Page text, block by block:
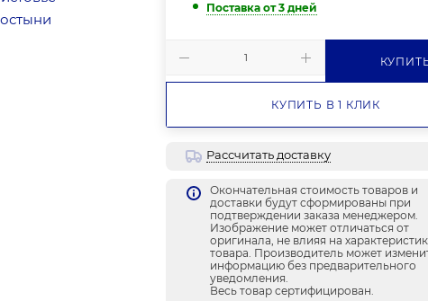
Поставка от 3 дней
КУПИТЬ В 1 КЛИК
Рассчитать доставку
Окончательная стоимость товаров и
доставки будут сформированы при
подтверждении заказа менеджером.
Изображение может отличаться от
оригинала, не влияя на
товара. Производитель может
информацию без предварительного
уведомления.
Весь товар сертифицирован.